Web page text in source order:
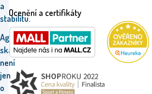
a
stabilitu.
Aga
skateboard
není
jen
o
Ocenění a certifikáty